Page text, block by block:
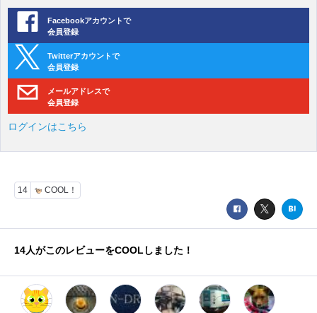
Facebookアカウントで
会員登録
Twitterアカウントで
会員登録
メールアドレスで
会員登録
ログインはこちら
14 COOL！
14人がこのレビューをCOOLしました！